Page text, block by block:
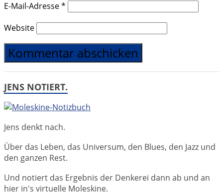
E-Mail-Adresse*
Website
JENS NOTIERT.
Jens denkt nach.
Über das Leben, das Universum, den Blues, den Jazz und
den ganzen Rest.
Und notiert das Ergebnis der Denkerei dann ab und an
hier in's virtuelle Moleskine.